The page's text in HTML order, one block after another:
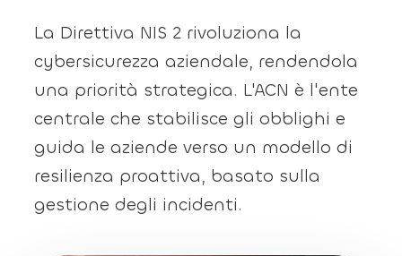
La Direttiva NIS 2 rivoluziona la
cybersicurezza aziendale, rendendola
una priorità strategica. L'ACN è l'ente
centrale che stabilisce gli obblighi e
guida le aziende verso un modello di
resilienza proattiva, basato sulla
gestione degli incidenti.